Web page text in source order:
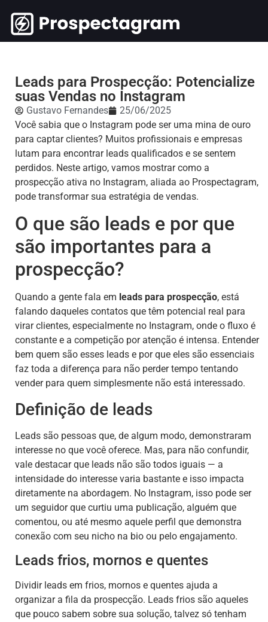
Leads para Prospecção: Potencialize
suas Vendas no Instagram
Gustavo Fernandes
25/06/2025
Você sabia que o Instagram pode ser uma mina de ouro
para captar clientes? Muitos profissionais e empresas
lutam para encontrar leads qualificados e se sentem
perdidos. Neste artigo, vamos mostrar como a
prospecção ativa no Instagram, aliada ao Prospectagram,
pode transformar sua estratégia de vendas.
O que são leads e por que
são importantes para a
prospecção?
Quando a gente fala em leads para prospecção, está
falando daqueles contatos que têm potencial real para
virar clientes, especialmente no Instagram, onde o fluxo é
constante e a competição por atenção é intensa. Entender
bem quem são esses leads e por que eles são essenciais
faz toda a diferença para não perder tempo tentando
vender para quem simplesmente não está interessado.
Definição de leads
Leads são pessoas que, de algum modo, demonstraram
interesse no que você oferece. Mas, para não confundir,
vale destacar que leads não são todos iguais — a
intensidade do interesse varia bastante e isso impacta
diretamente na abordagem. No Instagram, isso pode ser
um seguidor que curtiu uma publicação, alguém que
comentou, ou até mesmo aquele perfil que demonstra
conexão com seu nicho na bio ou pelo engajamento.
Leads frios, mornos e quentes
Dividir leads em frios, mornos e quentes ajuda a
organizar a fila da prospecção. Leads frios são aqueles
que pouco sabem sobre sua solução, talvez só tenham